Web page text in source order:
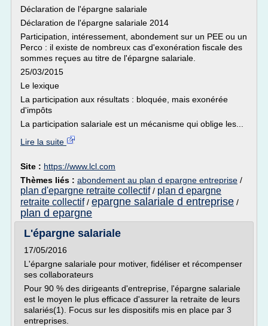
Déclaration de l'épargne salariale
Déclaration de l'épargne salariale 2014
Participation, intéressement, abondement sur un PEE ou un
Perco : il existe de nombreux cas d'exonération fiscale des
sommes reçues au titre de l'épargne salariale.
25/03/2015
Le lexique
La participation aux résultats : bloquée, mais exonérée
d'impôts
La participation salariale est un mécanisme qui oblige les...
Lire la suite
Site : https://www.lcl.com
Thèmes liés : abondement au plan d epargne entreprise /
plan d'epargne retraite collectif/ plan d epargne
retraite collectif/ epargne salariale d entreprise /
plan d epargne
L'épargne salariale
17/05/2016
L'épargne salariale pour motiver, fidéliser et récompenser
ses collaborateurs
Pour 90 % des dirigeants d'entreprise, l'épargne salariale
est le moyen le plus efficace d'assurer la retraite de leurs
salariés(1). Focus sur les dispositifs mis en place par 3
entreprises.